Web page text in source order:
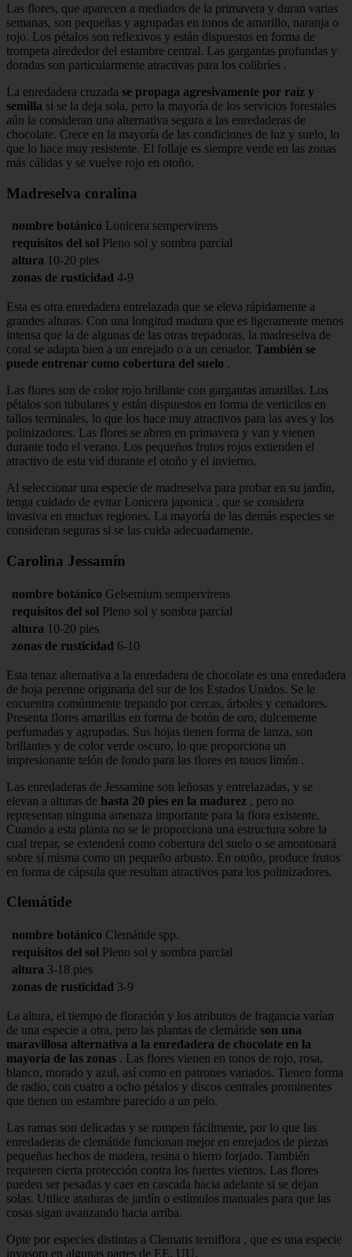
Las flores, que aparecen a mediados de la primavera y duran varias
semanas, son pequeñas y agrupadas en tonos de amarillo, naranja o
rojo. Los pétalos son reflexivos y están dispuestos en forma de
trompeta alrededor del estambre central. Las gargantas profundas y
doradas son particularmente atractivas para los colibríes .
La enredadera cruzada se propaga agresivamente por raíz y
semilla si se la deja sola, pero la mayoría de los servicios forestales
aún la consideran una alternativa segura a las enredaderas de
chocolate. Crece en la mayoría de las condiciones de luz y suelo, lo
que lo hace muy resistente. El follaje es siempre verde en las zonas
más cálidas y se vuelve rojo en otoño.
Madreselva coralina
nombre botánico Lonicera sempervirens
requisitos del sol Pleno sol y sombra parcial
altura 10-20 pies
zonas de rusticidad 4-9
Esta es otra enredadera entrelazada que se eleva rápidamente a
grandes alturas. Con una longitud madura que es ligeramente menos
intensa que la de algunas de las otras trepadoras, la madreselva de
coral se adapta bien a un enrejado o a un cenador. También se
puede entrenar como cobertura del suelo .
Las flores son de color rojo brillante con gargantas amarillas. Los
pétalos son tubulares y están dispuestos en forma de verticilos en
tallos terminales, lo que los hace muy atractivos para las aves y los
polinizadores. Las flores se abren en primavera y van y vienen
durante todo el verano. Los pequeños frutos rojos extienden el
atractivo de esta vid durante el otoño y el invierno.
Al seleccionar una especie de madreselva para probar en su jardín,
tenga cuidado de evitar Lonicera japonica , que se considera
invasiva en muchas regiones. La mayoría de las demás especies se
consideran seguras si se las cuida adecuadamente.
Carolina Jessamín
nombre botánico Gelsemium sempervirens
requisitos del sol Pleno sol y sombra parcial
altura 10-20 pies
zonas de rusticidad 6-10
Esta tenaz alternativa a la enredadera de chocolate es una enredadera
de hoja perenne originaria del sur de los Estados Unidos. Se le
encuentra comúnmente trepando por cercas, árboles y cenadores.
Presenta flores amarillas en forma de botón de oro, dulcemente
perfumadas y agrupadas. Sus hojas tienen forma de lanza, son
brillantes y de color verde oscuro, lo que proporciona un
impresionante telón de fondo para las flores en tonos limón .
Las enredaderas de Jessamine son leñosas y entrelazadas, y se
elevan a alturas de hasta 20 pies en la madurez , pero no
representan ninguna amenaza importante para la flora existente.
Cuando a esta planta no se le proporciona una estructura sobre la
cual trepar, se extenderá como cobertura del suelo o se amontonará
sobre sí misma como un pequeño arbusto. En otoño, produce frutos
en forma de cápsula que resultan atractivos para los polinizadores.
Clemátide
nombre botánico Clemátide spp.
requisitos del sol Pleno sol y sombra parcial
altura 3-18 pies
zonas de rusticidad 3-9
La altura, el tiempo de floración y los atributos de fragancia varían
de una especie a otra, pero las plantas de clemátide son una
maravillosa alternativa a la enredadera de chocolate en la
mayoría de las zonas . Las flores vienen en tonos de rojo, rosa,
blanco, morado y azul, así como en patrones variados. Tienen forma
de radio, con cuatro a ocho pétalos y discos centrales prominentes
que tienen un estambre parecido a un pelo.
Las ramas son delicadas y se rompen fácilmente, por lo que las
enredaderas de clemátide funcionan mejor en enrejados de piezas
pequeñas hechos de madera, resina o hierro forjado. También
requieren cierta protección contra los fuertes vientos. Las flores
pueden ser pesadas y caer en cascada hacia adelante si se dejan
solas. Utilice ataduras de jardín o estímulos manuales para que las
cosas sigan avanzando hacia arriba.
Opte por especies distintas a Clematis terniflora , que es una especie
invasora en algunas partes de EE. UU.